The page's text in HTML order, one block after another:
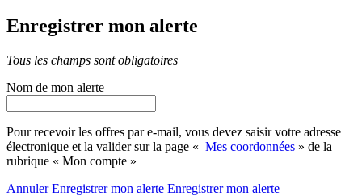
Enregistrer mon alerte
Tous les champs sont obligatoires
Nom de mon alerte
Pour recevoir les offres par e-mail, vous devez saisir votre adresse
électronique et la valider sur la page « Mes coordonnées » de la
rubrique « Mon compte »
AnnulerEnregistrer mon alerte Enregistrermon alerte